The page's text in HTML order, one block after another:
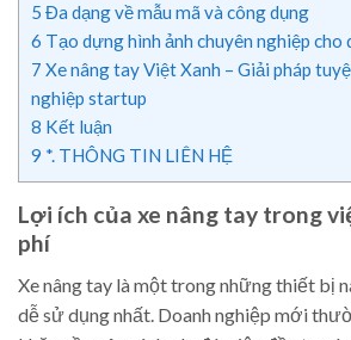
5 Đa dạng về mẫu mã và công dụng
6 Tạo dựng hình ảnh chuyên nghiệp cho
7 Xe nâng tay Việt Xanh – Giải pháp
nghiệp startup
8 Kết luận
9 *. THÔNG TIN LIÊN HỆ
Lợi ích của xe nâng tay trong
phí
Xe nâng tay là một trong những thiết bị
dễ sử dụng nhất. Doanh nghiệp mới